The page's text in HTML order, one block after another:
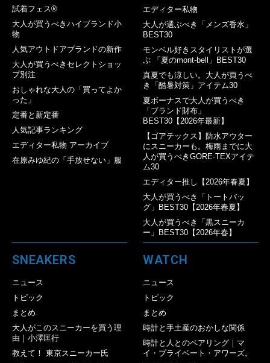
試着フェス®︎
大人が買うべきハイブランド小
物
人気アウトドアブランドの新作
大人が買うべきセレクトショッ
プ別注
おしゃれな大人の「買ってよか
った」
定番と新定番
人気記事ランキング
エディター私物 アーカイブ
在原みゆ紀の「手放せない」服
エディター私物
大人が選ぶべき「メンズ香水」
BEST30
モンベル好きスタイリストが選
ぶ 「夏のmont-bell」BEST30
真夏でも涼しい。大人が買うべ
き「酷暑対策」アイテム30
夏ボーナスで大人が買うべき
「ブランド財布」
BEST30【2026年最新】
【ゴアテックス】防水アウター
にスニーカーも。梅雨までに大
人が買うべきGORE-TEXアイテ
ム30
エディター推し【2026年春夏】
大人が買うべき「トートバッ
グ」BEST30【2026年春夏】
大人が買うべき「黒スニーカ
ー」BEST30【2026年春】
SNEAKERS
ニュース
トピック
まとめ
大人がこのスニーカーを買う理
由｜小澤匡行
教えて！ 東京スニーカー氏
WATCH
ニュース
トピック
まとめ
時計と手土産のおかしな関係
時計と人とのペアリング｜マ
イ・プライベート・アワーズ。